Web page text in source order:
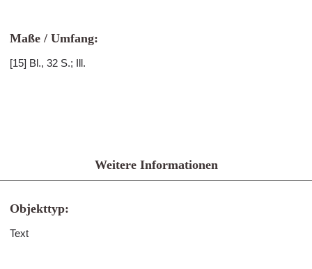
Maße / Umfang:
[15] Bl., 32 S.; Ill.
Weitere Informationen
Objekttyp:
Text